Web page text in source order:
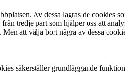
Av dessa lagras de cookies
tredje part som hjälper oss att
att välja bort några av dessa
säkerställer grundläggande